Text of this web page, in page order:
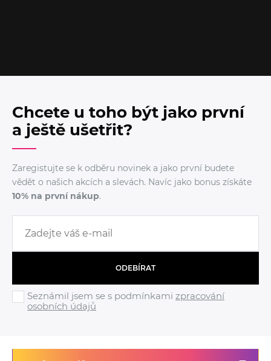
Chcete u toho být jako první
a ještě ušetřit?
Zaregistujte se k odběru novinek a jako první budete
vědět o našich akcích a slevách. Navíc jako bonus získáte
10% na první nákup.
ODEBÍRAT
Seznámil jsem se s podmínkami zpracování
osobních údajů